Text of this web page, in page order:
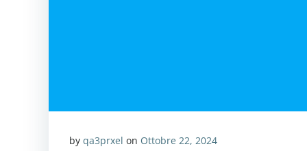
by qa3prxel on Ottobre 22, 2024